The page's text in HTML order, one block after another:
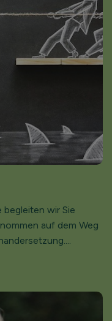
begleiten wir Sie
auf dem Weg